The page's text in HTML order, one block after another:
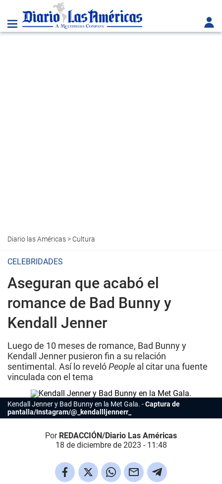
Diario las Américas> Cultura
CELEBRIDADES
Aseguran que acabó el
romance de Bad Bunny y
Kendall Jenner
Luego de 10 meses de romance, Bad Bunny y
Kendall Jenner pusieron fin a su relación
sentimental. Así lo revelóPeople al citar una fuente
vinculada con el tema
Kendall Jenner y Bad Bunnyen la Met Gala.
Captura de
pantalla/Instagram/@_kendallljennerr_
Por REDACCIÓN/Diario Las Américas
18 de diciembre de 2023 - 11:48